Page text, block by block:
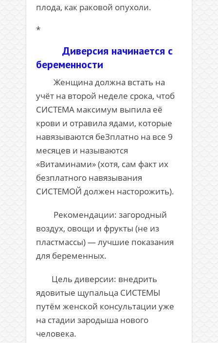
плода, как раковой опухоли.
*
Диверсия начинается с
беременности
Женщина должна встать на
учёт на второй неделе срока, чтоб
СИСТЕМА максимум выпила её
крови и отравила ядами, которые
навязываются беЗплатно на все 9
месяцев и называются
«Витаминами» (хотя, сам факт их
безплатного навязывания
СИСТЕМОЙ должен насторожить).
Рекомендации: загородный
воздух, овощи и фрукты (не из
пластмассы) — лучшие показания
для беременных.
Цель диверсии: внедрить
ядовитые щупальца СИСТЕМЫ
путём женской консультации уже
на стадии зародыша нового
человека.